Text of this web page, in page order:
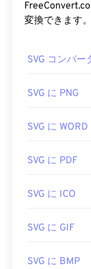
開発者: World
役立つリンク:
FreeConvert.com 、 SVGファイルを次
変換できます。
SVG コンバー
SVG に PNG
SVG に WORD
SVG に PDF
SVG に ICO
SVG に GIF
SVG に BMP